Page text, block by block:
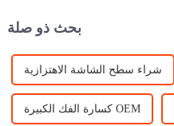
بحث ذو صلة
شراء سطح الشاشة الاهتزازية
كسارة الفك الكبيرة OEM